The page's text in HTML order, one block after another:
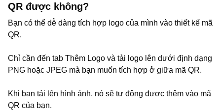
QR được không?
Bạn có thể dễ dàng tích hợp logo của mình vào thiết kế mã
QR.
Chỉ cần đến tab Thêm Logo và tải logo lên dưới định dạng
PNG hoặc JPEG mà bạn muốn tích hợp ở giữa mã QR.
Khi bạn tải lên hình ảnh, nó sẽ tự động được thêm vào mã
QR của bạn.